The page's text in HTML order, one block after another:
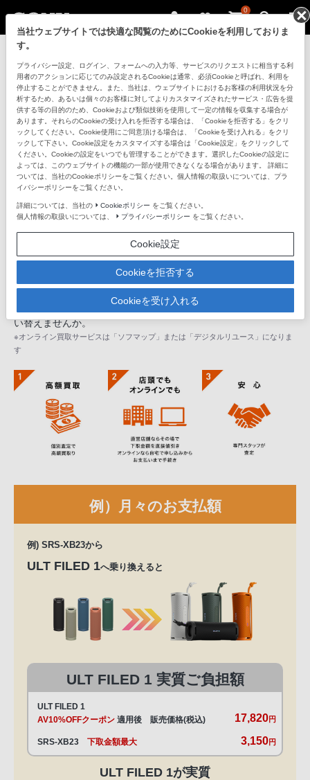
0
下取サービスを申し込む
ソニーストア 下取サービスとは
ソニーの直営店「ソニーストア」の下取サービスは、専門スタッ
フが査定。高額買取、無料査定のほか、ご希望に合わせて店頭下
取かオンライン買取をお選びいただけます。他社商品の買取も承
ります。下取サービスを使って、新しいスピーカーにおトクに買
い替えませんか。
※オンライン買取サービスは「ソフマップ」または「デジタルリユース」になりま
す
例）月々のお支払額
例) SRS-XB23から
ULT FILED 1へ乗り換えると
ULT FILED 1 実質ご負担額
ULT FILED 1
AV10%OFFクーポン 適用後 販売価格(税込) 17,820円
SRS-XB23下取金額最大 3,150円
ULT FILED 1が実質
当社ウェブサイトでは快適な閲覧のためにCookieを利用しておりま
す。
プライバシー設定、ログイン、フォームへの入力等、サービスのリクエストに相当する利
用者のアクションに応じてのみ設定されるCookieは通常、必須Cookieと呼ばれ、利用を
停止することができません。また、当社は、ウェブサイトにおけるお客様の利用状況を分
析するため、あるいは個々のお客様に対してよりカスタマイズされたサービス・広告を提
供する等の目的のため、Cookieおよび類似技術を使用して一定の情報を収集する場合が
あります。それらのCookieの受け入れを拒否する場合は、「Cookieを拒否する」をクリ
ックしてください。Cookie使用にご同意頂ける場合は、「Cookieを受け入れる」をクリ
ックして下さい。Cookie設定をカスタマイズする場合は「Cookie設定」をクリックして
ください。Cookieの設定をいつでも管理することができます。選択したCookieの設定に
よっては、このウェブサイトの機能の一部が使用できなくなる場合があります。 詳細に
ついては、当社のCookieポリシーをご覧ください。個人情報の取扱いについては、プラ
イバシーポリシーをご覧ください。
詳細については、当社の Cookieポリシー をご覧ください。
個人情報の取扱いについては、
プライバシーポリシー をご覧ください。
Cookie設定
Cookieを拒否する
Cookieを受け入れる